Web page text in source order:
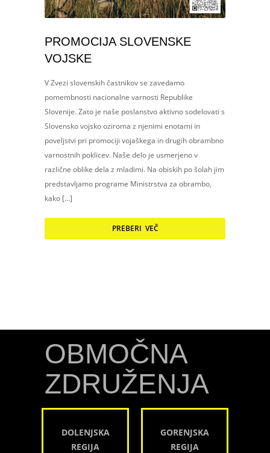
PROMOCIJA SLOVENSKE
VOJSKE
V Zvezi slovenskih častnikov se zavedamo
pomembnosti nacionalne varnosti Republike
Slovenije. Zato je naše poslanstvo aktivno sodelovati s
Slovensko vojsko oziroma z njenimi enotami in
poveljstvi pri promociji vojaškega in drugih obrambno
varnostnih poklicev. Naše delo je usmerjeno v
različne oblike dela z mladimi. Na obiskih po šolah jim
predstavljamo programe Ministrstva za obrambo,
kako […]
PREBERI VEČ
OBMOČNA
ZDRUŽENJA
DOLENJSKA
REGIJA
GORENJSKA
REGIJA